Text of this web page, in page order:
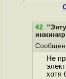
42.
Не
хотя